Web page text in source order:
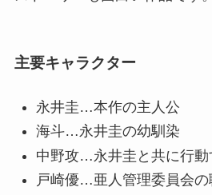
主要キャラクター
永井圭…本作の主人公
海斗…永井圭の幼馴染
中野攻…永井圭と共に行動
戸崎優…亜人管理委員会の